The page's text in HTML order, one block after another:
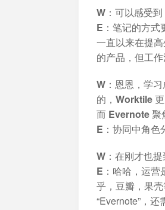
W：可以感受
E： 笔记的方式
一直以来在提
的产品，但工
W：恩恩，学
的，Worktile
而 Evernote 聚
E： 协同中角色
W：在刚才也
E： 哈哈，运营
乎，豆瓣，果
“Evernote”，还